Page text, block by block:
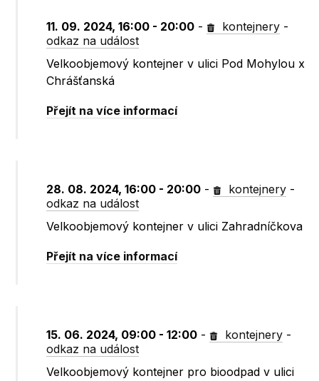
11. 09. 2024, 16:00 - 20:00 - kontejnery -
odkaz na událost
Velkoobjemový kontejner v ulici Pod Mohylou x
Chrášťanská
Přejít na více informací
28. 08. 2024, 16:00 - 20:00 - kontejnery -
odkaz na událost
Velkoobjemový kontejner v ulici Zahradníčkova
Přejít na více informací
15. 06. 2024, 09:00 - 12:00 - kontejnery -
odkaz na událost
Velkoobjemový kontejner pro bioodpad v ulici